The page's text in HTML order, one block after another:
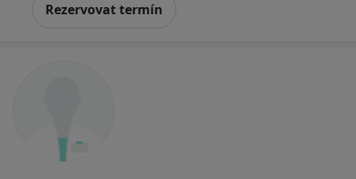
Rezervovat termín